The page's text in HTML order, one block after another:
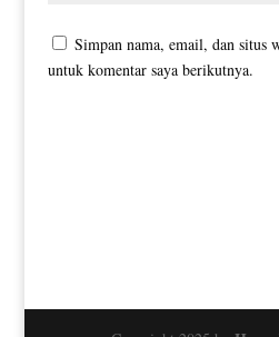
Simpan nama, email, dan situs
untuk komentar saya berikutnya.